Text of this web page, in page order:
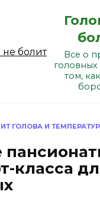
Все о
том,
ГОЛОВА И
класса